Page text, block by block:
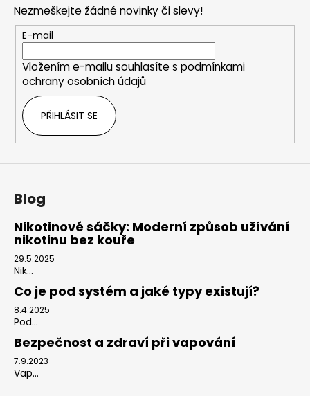
Nezmeškejte žádné novinky či slevy!
E-mail
Vložením e-mailu souhlasíte s podmínkami
ochrany osobních údajů
PŘIHLÁSIT SE
Blog
Nikotinové sáčky: Moderní způsob užívání
nikotinu bez kouře
29.5.2025
Nik...
Co je pod systém a jaké typy existují?
8.4.2025
Pod...
Bezpečnost a zdraví při vapování
7.9.2023
Vap...